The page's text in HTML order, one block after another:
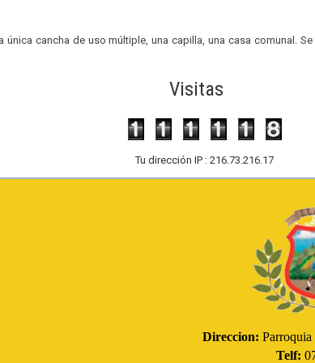
única cancha de uso múltiple, una capilla, una casa comunal.
Visitas
Tu dirección IP : 216.73.216.17
Direccion: Parroquia
Telf: